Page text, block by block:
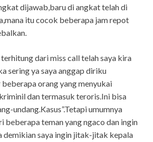
dijawab,baru di angkat telah di
itu cocok beberapa jam repot
dari miss call telah saya kira
sering ya saya anggap diriku
orang yang menyukai
dan termasuk teroris.Ini bisa
undang.Kasus”.Tetapi umumnya
beberapa teman yang ngaco dan ingin
demikian saya ingin jitak-jitak kepala